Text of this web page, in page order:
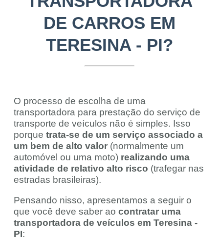
DE CARROS EM
TERESINA - PI?
O processo de escolha de uma
transportadora para prestação do serviço de
transporte de veículos não é simples. Isso
porque trata-se de um serviço associado a
um bem de alto valor (normalmente um
automóvel ou uma moto) realizando uma
atividade de relativo alto risco (trafegar nas
estradas brasileiras).
Pensando nisso, apresentamos a seguir o
que você deve saber ao contratar uma
transportadora de veículos em Teresina -
PI: